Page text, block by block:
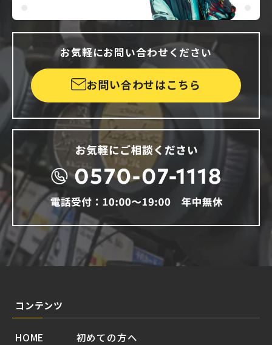
お気軽にお問い合わせください
お問い合わせはこちら
コンテンツ
HOME
初めての方へ